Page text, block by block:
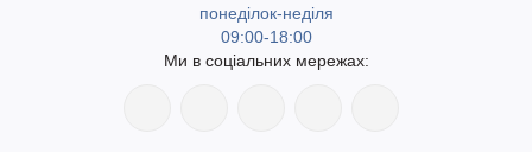
понеділок-неділя
09:00-18:00
Ми в соціальних мережах: